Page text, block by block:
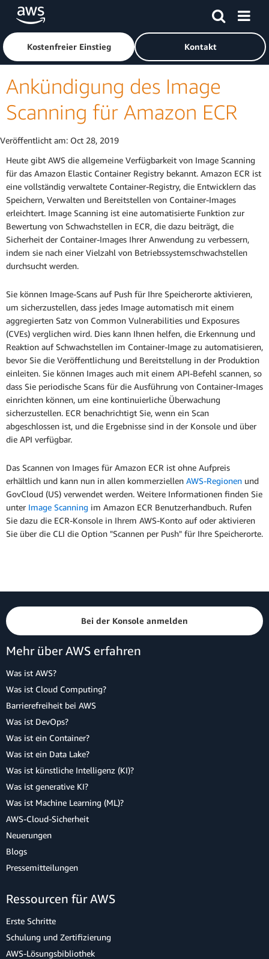
Überspringen zum Hauptinhalt
Klicken Sie hier, um zur Amazon Web Services-Startseite
Kostenfreier Einstieg Kontakt
Ankündigung des Image
Scanning für Amazon ECR
Veröffentlicht am: Oct 28, 2019
Heute gibt AWS die allgemeine Verfügbarkeit von Image Scanning
für das Amazon Elastic Container Registry bekannt. Amazon ECR ist
eine vollständig verwaltete Container-Registry, die Entwicklern das
Speichern, Verwalten und Bereitstellen von Container-Images
erleichtert. Image Scanning ist eine automatisierte Funktion zur
Bewertung von Schwachstellen in ECR, die dazu beiträgt, die
Sicherheit der Container-Images Ihrer Anwendung zu verbessern,
indem sie nach einer Vielzahl von Betriebssystemschwachstellen
durchsucht werden.
Sie können Image-Scans auf Push für Ihre Speicherorte aktivieren,
um sicherzustellen, dass jedes Image automatisch mit einem
aggregierten Satz von Common Vulnerabilities und Exposures
(CVEs) verglichen wird. Dies kann Ihnen helfen, die Erkennung und
Reaktion auf Schwachstellen im Container-Image zu automatisieren,
bevor Sie die Veröffentlichung und Bereitstellung in der Produktion
einleiten. Sie können Images auch mit einem API-Befehl scannen, so
dass Sie periodische Scans für die Ausführung von Container-Images
einrichten können, um eine kontinuierliche Überwachung
sicherzustellen. ECR benachrichtigt Sie, wenn ein Scan
abgeschlossen ist, und die Ergebnisse sind in der Konsole und über
die API verfügbar.
Das Scannen von Images für Amazon ECR ist ohne Aufpreis
erhältlich und kann nun in allen kommerziellen AWS-Regionen und
GovCloud (US) verwendet werden. Weitere Informationen finden Sie
unter Image Scanning im Amazon ECR Benutzerhandbuch. Rufen
Sie dazu die ECR-Konsole in Ihrem AWS-Konto auf oder aktivieren
Sie über die CLI die Option "Scannen per Push" für Ihre Speicherorte.
Bei der Konsole anmelden
Mehr über AWS erfahren
Was ist AWS?
Was ist Cloud Computing?
Barrierefreiheit bei AWS
Was ist DevOps?
Was ist ein Container?
Was ist ein Data Lake?
Was ist künstliche Intelligenz (KI)?
Was ist generative KI?
Was ist Machine Learning (ML)?
AWS-Cloud-Sicherheit
Neuerungen
Blogs
Pressemitteilungen
Ressourcen für AWS
Erste Schritte
Schulung und Zertifizierung
AWS-Lösungsbibliothek